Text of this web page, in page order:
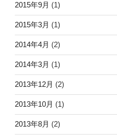
2015年9月 (1)
2015年3月 (1)
2014年4月 (2)
2014年3月 (1)
2013年12月 (2)
2013年10月 (1)
2013年8月 (2)